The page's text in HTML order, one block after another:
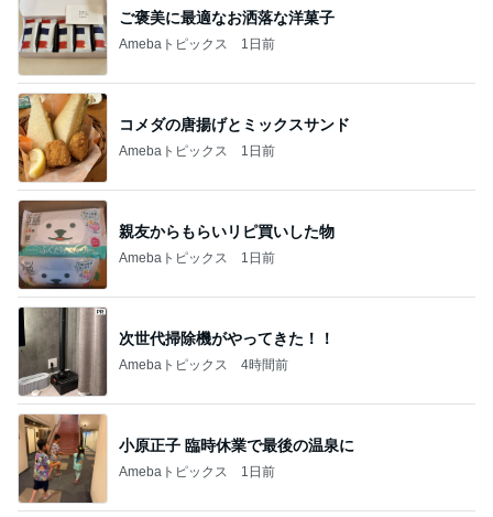
ご褒美に最適なお洒落な洋菓子
Amebaトピックス 1日前
コメダの唐揚げとミックスサンド
Amebaトピックス 1日前
親友からもらいリピ買いした物
Amebaトピックス 1日前
次世代掃除機がやってきた！！
Amebaトピックス 4時間前
小原正子 臨時休業で最後の温泉に
Amebaトピックス 1日前